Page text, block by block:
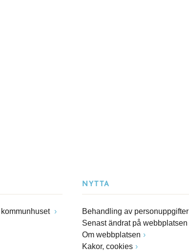
NYTTA
Behandling av personuppgifter
Senast ändrat på webbplatsen
Om webbplatsen
Kakor, cookies